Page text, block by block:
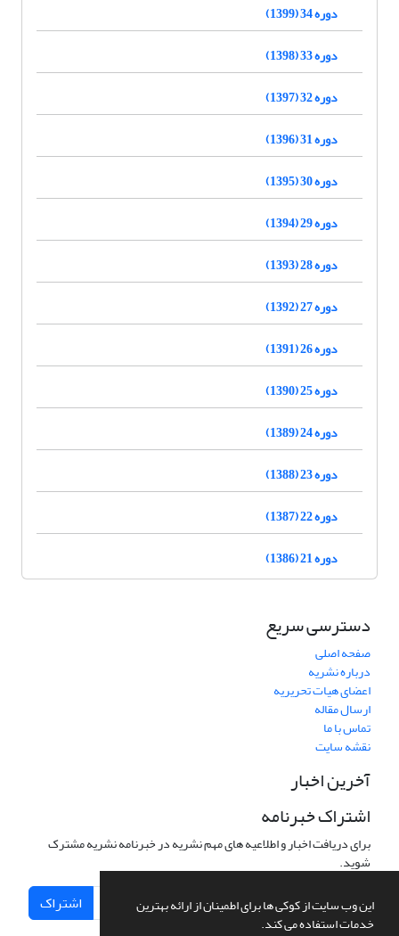
این وب سایت از کوکی ها برای اطمینان از ارائه بهترین
خدمات استفاده می کند.
دوره 34 (1399)
دوره 33 (1398)
دوره 32 (1397)
دوره 31 (1396)
دوره 30 (1395)
دوره 29 (1394)
دوره 28 (1393)
دوره 27 (1392)
دوره 26 (1391)
دوره 25 (1390)
دوره 24 (1389)
دوره 23 (1388)
دوره 22 (1387)
دوره 21 (1386)
دسترسی سریع
صفحه اصلی
درباره نشریه
اعضای هیات تحریریه
ارسال مقاله
تماس با ما
نقشه سایت
آخرین اخبار
اشتراک خبرنامه
برای دریافت اخبار و اطلاعیه های مهم نشریه در خبرنامه نشریه مشترک
شوید.
اشتراک